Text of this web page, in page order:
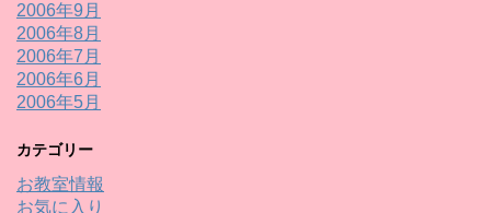
2006年9月
2006年8月
2006年7月
2006年6月
2006年5月
カテゴリー
お教室情報
お気に入り